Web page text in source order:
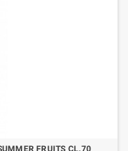
FRUITS CL.70